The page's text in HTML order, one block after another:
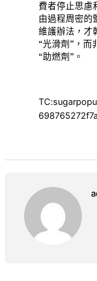
費者停止思慮
由過程周密的
維護辦法，才
“光滑劑”，而
“助燃劑”。